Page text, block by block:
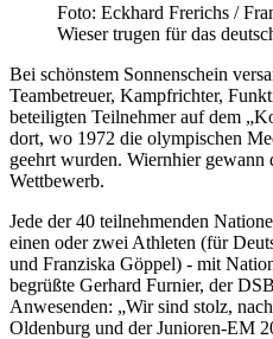
Foto: Eckhard Frerichs /
Wieser trugen für das
Bei schönstem Sonnenschein
Teambetreuer, Kampfrichter,
beteiligten Teilnehmer auf dem
dort, wo 1972 die olympischen
geehrt wurden. Wiernhier gewann
Wettbewerb.
Jede der 40 teilnehmenden
einen oder zwei Athleten (für
und Franziska Göppel) - mit
begrüßte Gerhard Furnier, der
Anwesenden: „Wir sind stolz,
Oldenburg und der Junioren-EM